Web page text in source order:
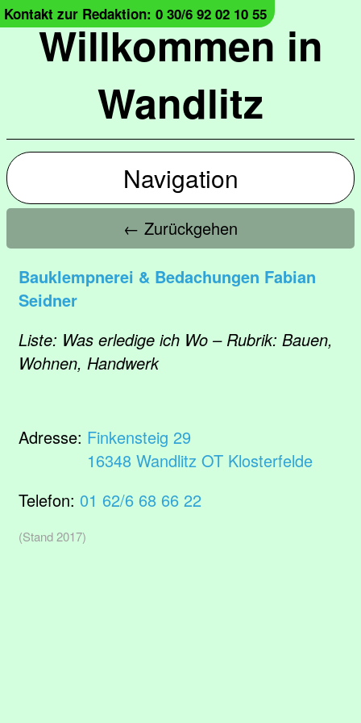
Willkommen in
Wandlitz
Kontakt zur Redaktion: 0 30/6 92 02 10 55
Navigation
← Zurückgehen
Bauklempnerei & Bedachungen Fabian
Seidner
Liste: Was erledige ich Wo – Rubrik: Bauen,
Wohnen, Handwerk
Adresse: Finkensteig 29
16348 Wandlitz OT Klosterfelde
Telefon: 01 62/6 68 66 22
(Stand 2017)